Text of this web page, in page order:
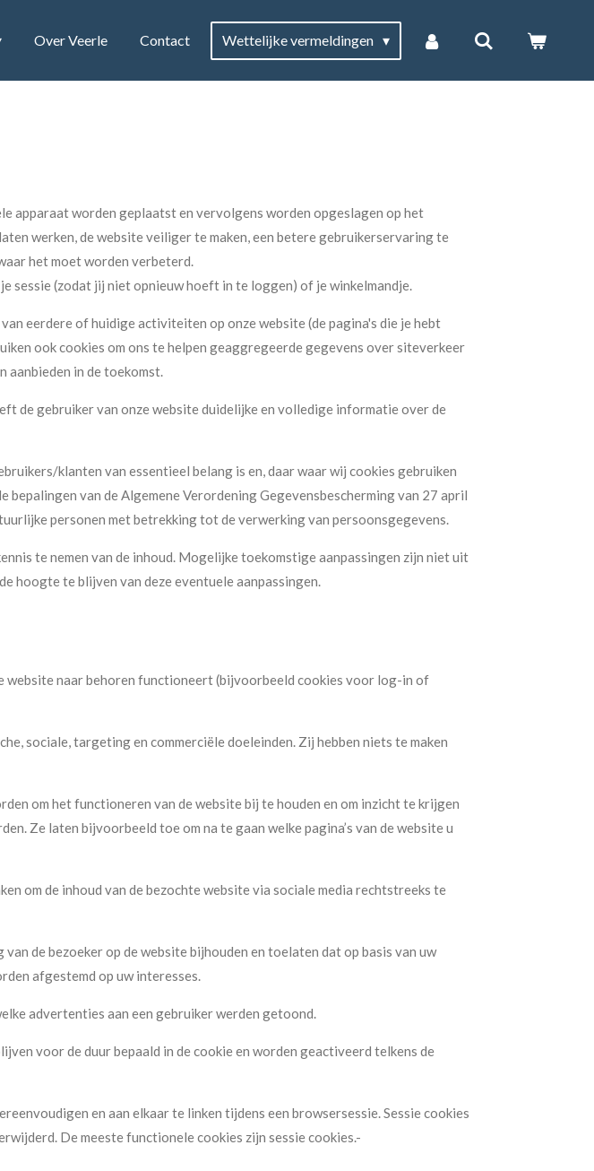
Over Veerle Contact Wettelijke vermeldingen
apparaat worden geplaatst en vervolgens worden opgeslagen op het
werken, de website veiliger te maken, een betere gebruikerservaring te
het moet worden verbeterd.
sessie (zodat jij niet opnieuw hoeft in te loggen) of je winkelmandje.
eerdere of huidige activiteiten op onze website (de pagina's die je hebt
ook cookies om ons te helpen geaggregeerde gegevens over siteverkeer
aanbieden in de toekomst.
de gebruiker van onze website duidelijke en volledige informatie over de
klanten van essentieel belang is en, daar waar wij cookies gebruiken
van de Algemene Verordening Gegevensbescherming van 27 april
personen met betrekking tot de verwerking van persoonsgegevens.
te nemen van de inhoud. Mogelijke toekomstige aanpassingen zijn niet uit
hoogte te blijven van deze eventuele aanpassingen.
website naar behoren functioneert (bijvoorbeeld cookies voor log-in of
sociale, targeting en commerciële doeleinden. Zij hebben niets te maken
om het functioneren van de website bij te houden en om inzicht te krijgen
Ze laten bijvoorbeeld toe om na te gaan welke pagina’s van de website u
om de inhoud van de bezochte website via sociale media rechtstreeks te
de bezoeker op de website bijhouden en toelaten dat op basis van uw
afgestemd op uw interesses.
advertenties aan een gebruiker werden getoond.
voor de duur bepaald in de cookie en worden geactiveerd telkens de
en aan elkaar te linken tijdens een browsersessie. Sessie cookies
De meeste functionele cookies zijn sessie cookies.-